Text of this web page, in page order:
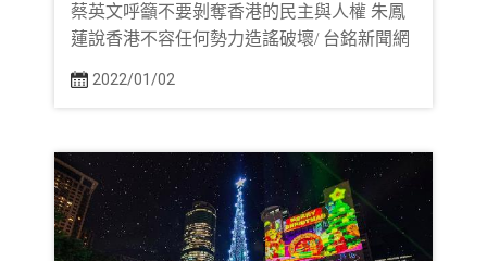
蔡英文呼籲不要剝奪香港的民主與人權 朱鳳
蓮說香港不容任何勢力造謠破壞/ 台銘新聞網
2022/01/02